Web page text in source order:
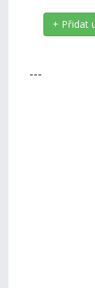
+ Přidat
---